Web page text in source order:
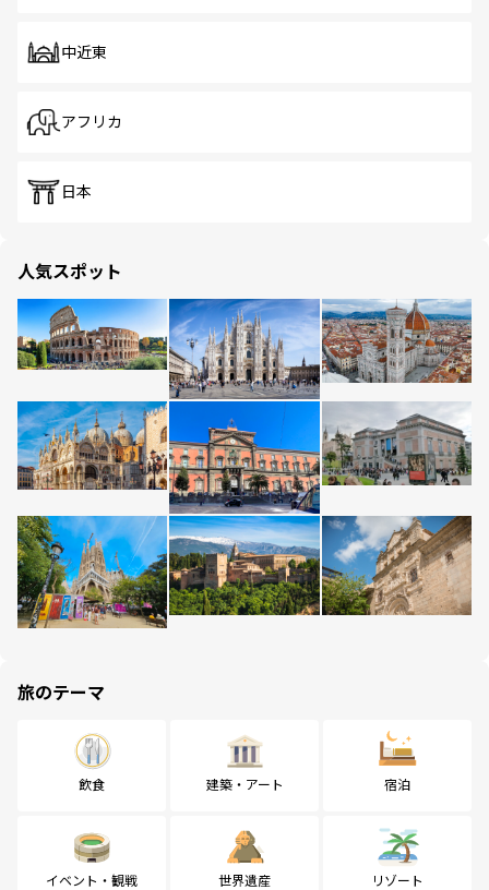
中近東
アフリカ
日本
人気スポット
旅のテーマ
飲食 建築・アート 宿泊
イベント・観戦 世界遺産 リゾート